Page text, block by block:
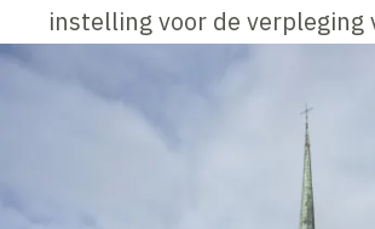
instelling voor de verpleging